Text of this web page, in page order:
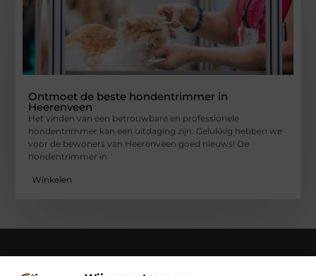
Ontmoet de beste hondentrimmer in
Heerenveen
Het vinden van een betrouwbare en professionele
hondentrimmer kan een uitdaging zijn. Gelukkig hebben we
voor de bewoners van Heerenveen goed nieuws! De
hondentrimmer in
Winkelen